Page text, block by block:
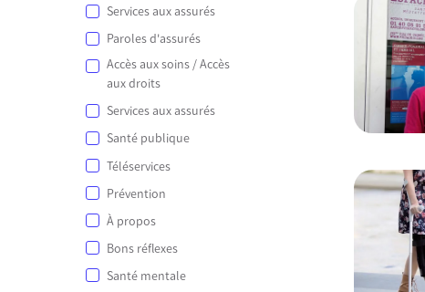
Services aux assurés
Paroles d'assurés
Accès aux soins / Accès
aux droits
Services aux assurés
Santé publique
Téléservices
Prévention
À propos
Bons réflexes
Santé mentale